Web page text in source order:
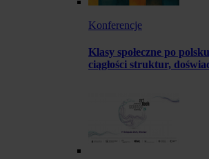
Konferencje
Klasy społeczne po
ciągłości struktur,